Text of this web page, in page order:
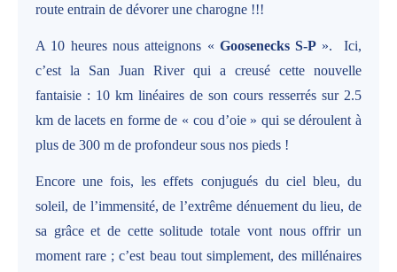
route entrain de dévorer une charogne !!!
A 10 heures nous atteignons « Goosenecks S-P ».
Ici,
c’est la San Juan River qui a creusé cette nouvelle
fantaisie : 10 km linéaires de son cours resserrés sur 2.5
km de lacets en forme de « cou d’oie » qui se déroulent à
plus de 300 m de profondeur sous nos pieds !
Encore une fois, les effets conjugués du ciel bleu, du
soleil, de l’immensité, de l’extrême dénuement du lieu, de
sa grâce et de cette solitude totale vont nous offrir un
moment rare ; c’est beau tout simplement, des millénaires